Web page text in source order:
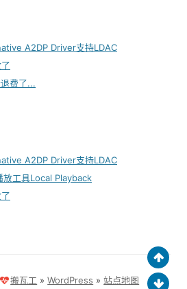
A2DP Driver支持LDAC
费了...
A2DP Driver支持LDAC
放工具Local Playback
搬瓦工 »WordPress »站点地图